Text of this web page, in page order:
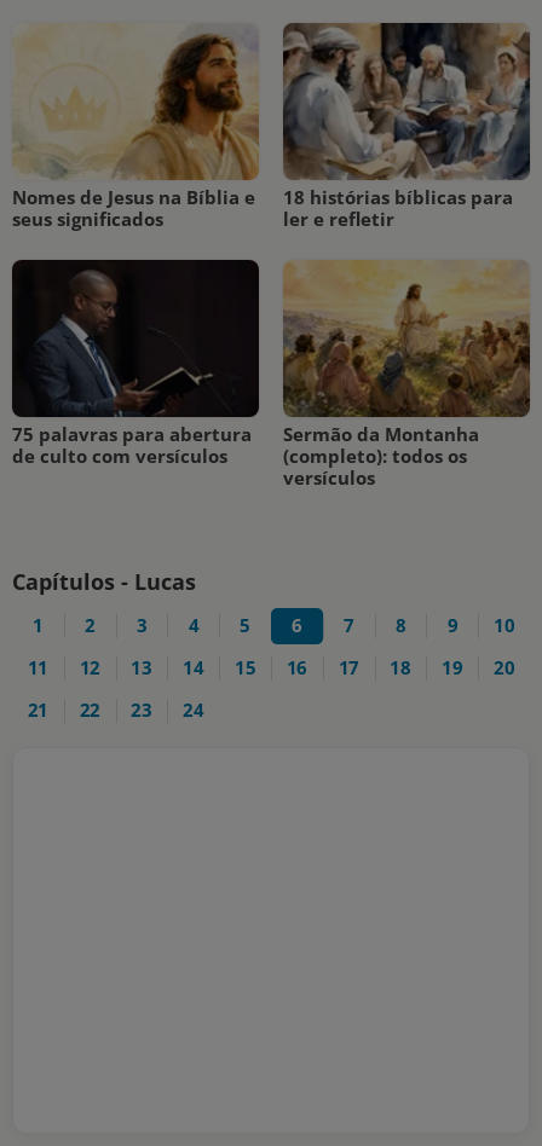
Nomes de Jesus na Bíblia e
seus significados
18 histórias bíblicas para
ler e refletir
75 palavras para abertura
de culto com versículos
Sermão da Montanha
(completo): todos os
versículos
Capítulos - Lucas
1 2 3 4 5 6 7 8 9
10
11
12 13 14 15 16 17 18 19
20
21
22 23 24